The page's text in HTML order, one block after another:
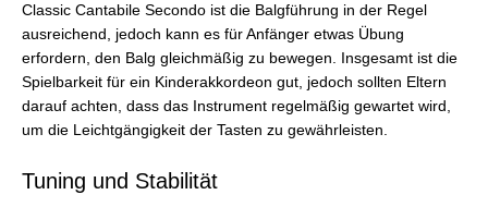
Classic Cantabile Secondo ist die Balgführung in der Regel
ausreichend, jedoch kann es für Anfänger etwas Übung
erfordern, den Balg gleichmäßig zu bewegen. Insgesamt ist die
Spielbarkeit für ein Kinderakkordeon gut, jedoch sollten Eltern
darauf achten, dass das Instrument regelmäßig gewartet wird,
um die Leichtgängigkeit der Tasten zu gewährleisten.
Tuning und Stabilität